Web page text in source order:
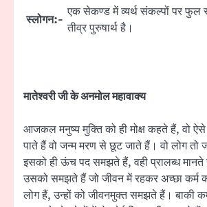
स्लोगन:-
एक सेकण्ड में व्यर्थ संकल्पों पर फुल
तीव्र पुरुषार्थ है।
मातेश्वरी जी के अनमोल महावाक्य
आजकल मनुष्य मुक्ति को ही मोक्ष कहते हैं, वो
पाते हैं वो जन्म मरण से छूट जाते हैं। वो लोग
इसको ही ऊंच पद समझते हैं, वही प्रालब्ध मानते
उसको समझते हैं जो जीवन में रहकर अच्छा कर्म
लोग हैं, उन्हों को जीवनमुक्त समझते हैं। बाकी